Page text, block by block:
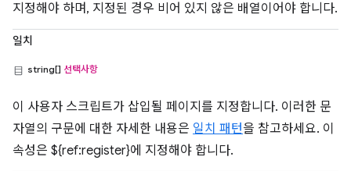
지정해야 하며, 지정된 경우 비어 있지 않은 배열이어야 합니다.
일치
string[] 선택사항
이 사용자 스크립트가 삽입될 페이지를 지정합니다. 이러한 문
자열의 구문에 대한 자세한 내용은 일치 패턴을 참고하세요. 이
속성은 ${ref:register}에 지정해야 합니다.